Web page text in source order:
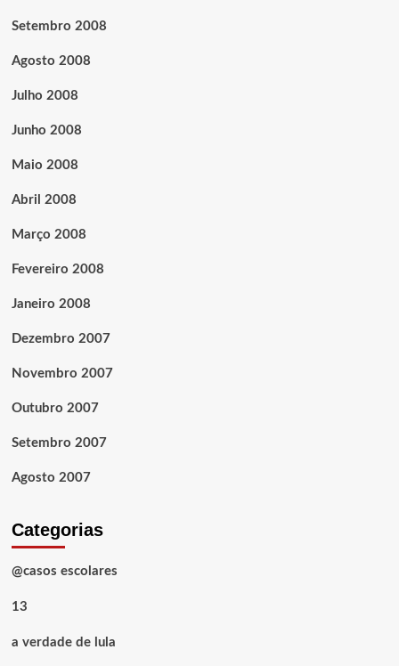
Setembro 2008
Agosto 2008
Julho 2008
Junho 2008
Maio 2008
Abril 2008
Março 2008
Fevereiro 2008
Janeiro 2008
Dezembro 2007
Novembro 2007
Outubro 2007
Setembro 2007
Agosto 2007
Categorias
@casos escolares
13
a verdade de lula